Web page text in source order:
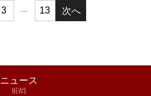
3 13
ニュース
NEWS